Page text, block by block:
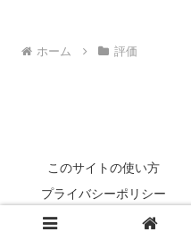
ホーム 評価
このサイトの使い方
プライバシーポリシー
© 2022